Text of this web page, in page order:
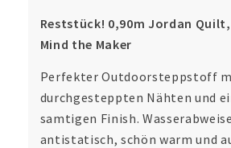
Reststück! 0,90m Jordan
Mind the Maker
Perfekter Outdoorsteppstoff
durchgesteppten Nähten und
samtigen Finish.
antistatisch, schön warm und